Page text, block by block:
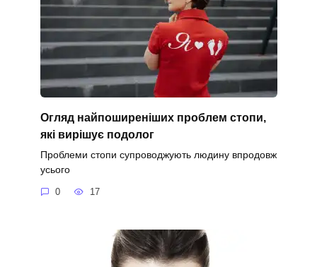
Огляд найпоширеніших проблем стопи,
які вирішує подолог
Проблеми стопи супроводжують людину впродовж
усього
0 17